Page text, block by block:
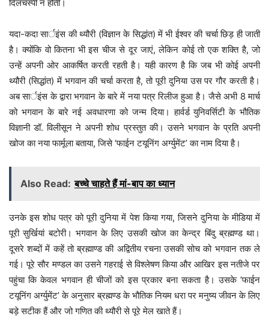
दिलचस्पी न होती।
यदा-कदा सार्इंस की थ्यौरी (विज्ञान के सिद्धांत) में भी ईश्वर की चर्चा छिड़ ही जाती
है। क्योंकि वो कितना भी इस चीज से दूर जाएं, लेकिन कोई तो एक शक्ति है, जो
उन्हें अपनी ओर आकर्षित करती रहती है। यही कारण है कि जब भी कोई अपनी
थ्यौरी (सिद्धांत) में भगवान की चर्चा करता है, तो पूरी दुनिया उस पर गौर करती है।
अब सार्इंस के द्वारा भगवान के बारे में नया पत्र रिलीज हुआ है। जैसे अभी 8 मार्च
को भगवान के बारे नई अवधारणा को जन्म दिया। हार्वर्ड युनिवर्सिटी के भौतिक
विज्ञानी डॉ. विलीसून ने अपनी शोध प्रस्तुत की। उसने भगवान के प्रति अपनी
खोज का नया फार्मूला बताया, जिसे ‘फाईन टयूनिंग अर्ग्युमेंट’ का नाम दिया है।
Also Read: बच्चे चाहते हैं मां-बाप का ध्यान
उनके इस शोध पत्र को पूरी दुनिया में पेश किया गया, जिसने दुनिया के मीडिया में
पूरी सुर्खियां बटोरी। भगवान के लिए उसकी खोज का केन्द्र बिंदु ब्रह्मण्ड था।
दूसरे शब्दों में कहें तो ब्रह्माण्ड की अद्वितीय रचना उसकी सोच को भगवान तक ले
गई। पूरे सौर मण्डल का उसने गहराई से विश्लेषण किया और आखिर इस नतीजे पर
पहुंचा कि केवल भगवान ही चीजों को इस प्रकार बना सकता है। उसके ‘फाईन
टयूनिंग अर्ग्युमेंट’ के अनुसार ब्रह्मण्ड के भौतिक नियम धरा पर मनुष्य जीवन के लिए
बड़े सटीक हैं और जो गणित की थ्यौरी से पूरे मेल खाते हैं।